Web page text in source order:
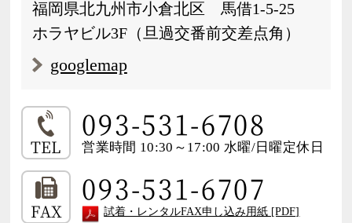
福岡県北九州市小倉北区 馬借1-5-25
ホラヤビル3F（旦過交番前交差点角）
googlemap
TEL
093-531-6708
営業時間 10:30～17:00 水曜/日曜定休日
FAX
093-531-6707
試着・レンタルFAX申し込み用紙 [PDF]